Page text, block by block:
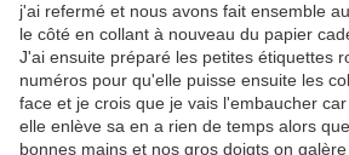
j'ai refermé et nous avons fait ensemble
le côté en collant à nouveau du papier
J'ai ensuite préparé les petites étiquettes
numéros pour qu'elle puisse ensuite les
face et je crois que je vais l'embaucher
elle enlève sa en a rien de temps alors
bonnes mains et nos gros doigts on